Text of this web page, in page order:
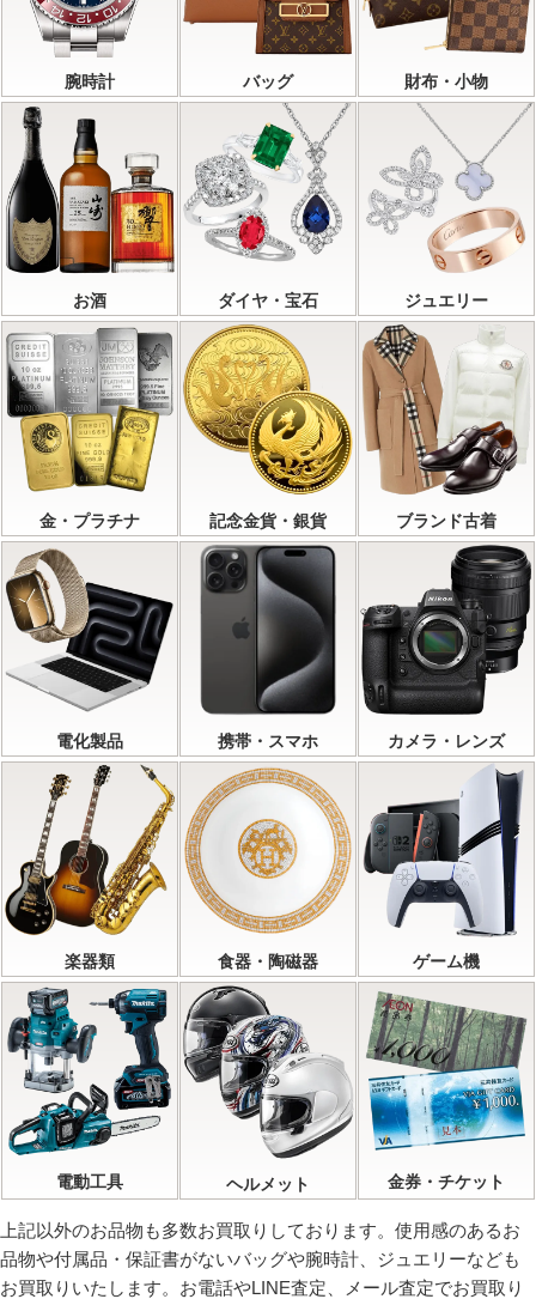
腕時計 バッグ 財布・小物
お酒 ダイヤ・宝石 ジュエリー
金・プラチナ 記念金貨・銀貨 ブランド古着
電化製品 携帯・スマホ カメラ・レンズ
楽器類 食器・陶磁器 ゲーム機
電動工具 ヘルメット 金券・チケット
上記以外のお品物も多数お買取りしております。使用感のあるお
品物や付属品・保証書がないバッグや腕時計、ジュエリーなども
お買取りいたします。お電話やLINE査定、メール査定でお買取り